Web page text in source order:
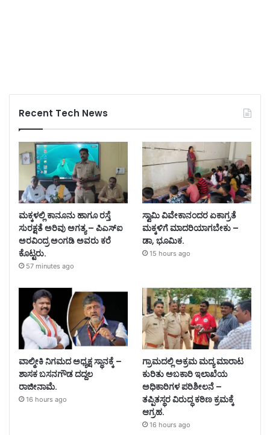
Recent Tech News
ಮಕ್ಕಳಲ್ಲಿ ಕಾನೂನು ಹಾಗೂ ರಸ್ತೆ
ಸುರಕ್ಷತೆ ಅರಿವು ಅಗತ್ಯ – ಪಿಎಸ್‌ಐ
ಅರವಿಂದ್ರ ಅಂಗಡಿ ಅವರು ಕರೆ
ಕೊಟ್ಟರು.
57 minutes ago
ಸ್ವಾಮಿ ವಿವೇಕಾನಂದರ ಏಕಾಗ್ರತೆ
ಮಕ್ಕಳಿಗೆ ಮಾದರಿಯಾಗಬೇಕು –
ಡಾ, ಭೂಮಿಕ.
15 hours ago
ವಾಲ್ಮೀಕಿ ನಿಗಮದ ಅಧ್ಯಕ್ಷ ಸ್ಥಾನಕ್ಕೆ –
ಶಾಸಕ ಬಸನಗೌಡ ದದ್ದಲ
ರಾಜೀನಾಮೆ.
16 hours ago
ಗ್ರಾಮದಲ್ಲಿ ಅಕ್ರಮ ಮದ್ಯ ಮಾರಾಟ
ಕುರಿತು ಅಬಕಾರಿ ಇಲಾಖೆಯ
ಅಧಿಕಾರಿಗಳ ಪರಿಶೀಲನೆ –
ತಪ್ಪಿತಸ್ಥರ ವಿರುದ್ಧ ಕಠಿಣ ಕ್ರಮಕ್ಕೆ
ಆಗ್ರಹ.
16 hours ago